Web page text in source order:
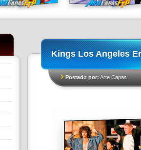
Kings Los Angeles
Postado por:Arte Capas